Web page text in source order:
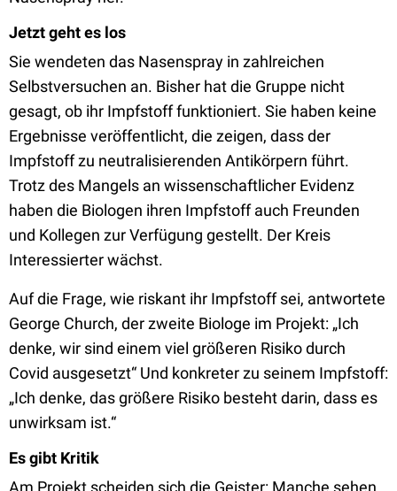
Jetzt geht es los
Sie wendeten das Nasenspray in zahlreichen
Selbstversuchen an. Bisher hat die Gruppe nicht
gesagt, ob ihr Impfstoff funktioniert. Sie haben keine
Ergebnisse veröffentlicht, die zeigen, dass der
Impfstoff zu neutralisierenden Antikörpern führt.
Trotz des Mangels an wissenschaftlicher Evidenz
haben die Biologen ihren Impfstoff auch Freunden
und Kollegen zur Verfügung gestellt. Der Kreis
Interessierter wächst.
Auf die Frage, wie riskant ihr Impfstoff sei, antwortete
George Church, der zweite Biologe im Projekt: „Ich
denke, wir sind einem viel größeren Risiko durch
Covid ausgesetzt“ Und konkreter zu seinem Impfstoff:
„Ich denke, das größere Risiko besteht darin, dass es
unwirksam ist.“
Es gibt Kritik
Am Projekt scheiden sich die Geister: Manche sehen